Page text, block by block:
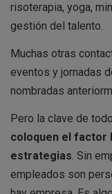
risoterapia, yoga,
gestión del talento.
Muchas otras
eventos y jornadas
nombradas
Pero la clave de
coloquen el factor
estrategias . Sin
empleados son